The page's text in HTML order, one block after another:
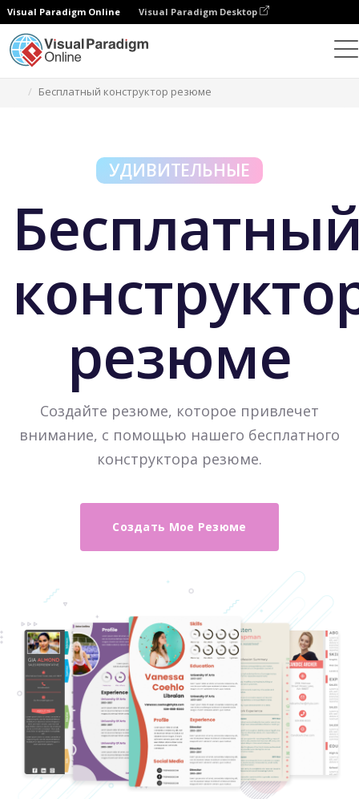
Visual Paradigm Online Visual Paradigm Desktop
Бесплатный конструктор резюме
УДИВИТЕЛЬНЫЕ
резюме
Создайте резюме, которое привлечет
внимание, с помощью нашего бесплатного
конструктора резюме.
Создать Мое Резюме